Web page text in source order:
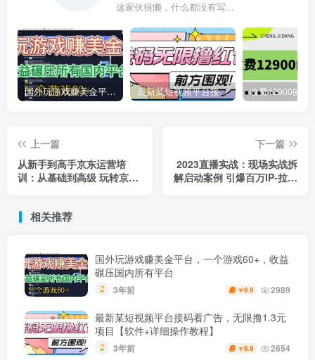
这家伙很懒，什么都没有写...
国外玩游戏赚美金平台，一个游戏60+，收益碾压国内所有平台 最新某短视频平台接码看广告，无限撸1.3元项目【软件+详细操作教程】
上一篇
从新手到高手京东运营培
训：从基础到高级 玩转京东
下一篇
2023直播实战：现场实战拆
解启动案例 引爆百万IP-拉爆
相关推荐
国外玩游戏赚美金平台，一个游戏60+，收益
碾压国内所有平台
3年前 ￥9.9 2989
最新某短视频平台接码看广告，无限撸1.3元
项目【软件+详细操作教程】
3年前 ￥9.9 2654